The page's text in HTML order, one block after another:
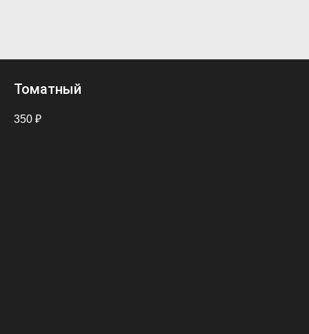
Томатный
350 ₽